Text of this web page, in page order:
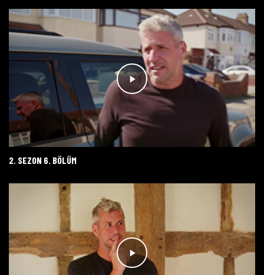
2. SEZON 6. BÖLÜM